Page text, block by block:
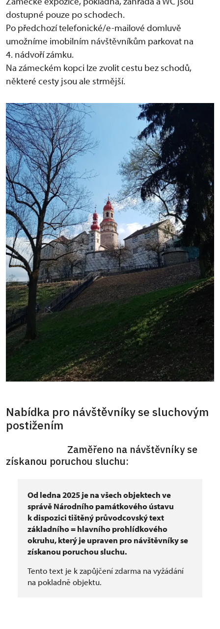
dostupné pouze po schodech.
Po předchozí telefonické/e-mailové domluvě
umožníme imobilním návštěvníkům parkovat na
4. nádvoří zámku.
Na zámeckém kopci lze zvolit cestu bez schodů,
některé cesty jsou ale strmější.
Nabídka pro návštěvníky se sluchovým
postižením
Zaměřeno na návštěvníky se
získanou poruchou sluchu:
Od ledna 2025 je na všech objektech ve
správě Národního památkového ústavu
k dispozici tištěný průvodcovský text
základního = hlavního prohlídkového
okruhu, který je upraven pro návštěvníky se
získanou poruchou sluchu.
Tento text je k zapůjčení zdarma na vyžádání
na pokladně objektu.